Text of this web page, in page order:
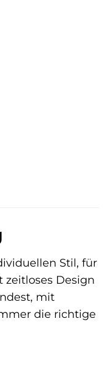
Stil, für
Design
mit
die richtige